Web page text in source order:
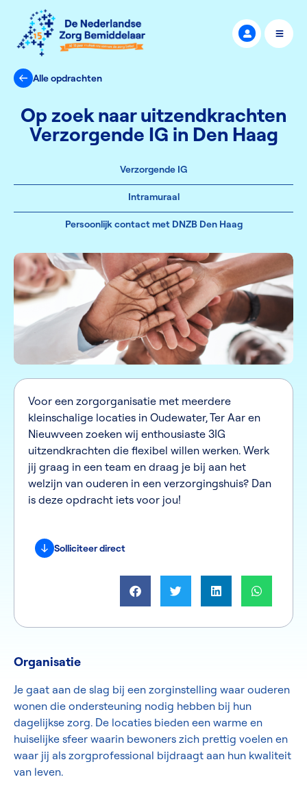
Alle opdrachten
Op zoek naar uitzendkrachten
Verzorgende IG in Den Haag
Verzorgende IG
Intramuraal
Persoonlijk contact met DNZB Den Haag
Voor een zorgorganisatie met meerdere
kleinschalige locaties in Oudewater, Ter Aar en
Nieuwveen zoeken wij enthousiaste 3IG
uitzendkrachten die flexibel willen werken. Werk
jij graag in een team en draag je bij aan het
welzijn van ouderen in een verzorgingshuis? Dan
is deze opdracht iets voor jou!
Solliciteer direct
Organisatie
Je gaat aan de slag bij een zorginstelling waar ouderen
wonen die ondersteuning nodig hebben bij hun
dagelijkse zorg. De locaties bieden een warme en
huiselijke sfeer waarin bewoners zich prettig voelen en
waar jij als zorgprofessional bijdraagt aan hun kwaliteit
van leven.